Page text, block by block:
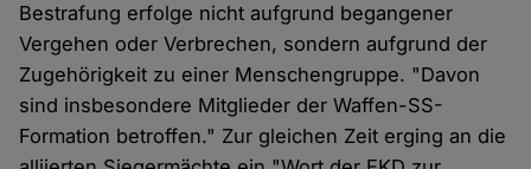
Bestrafung erfolge nicht aufgrund begangener
Vergehen oder Verbrechen, sondern aufgrund der
Zugehörigkeit zu einer Menschengruppe. "Davon
sind insbesondere Mitglieder der Waffen-SS-
Formation betroffen." Zur gleichen Zeit erging an die